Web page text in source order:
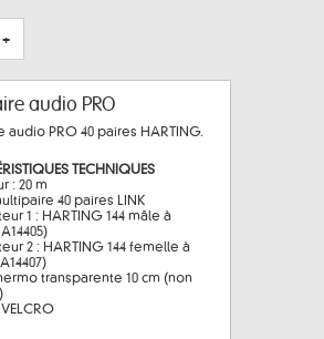
+
audio PRO
audio PRO 40 paires HARTING.
TECHNIQUES
: 20 m
40 paires LINK
1 : HARTING 144 mâle à
2 : HARTING 144 femelle à
transparente 10 cm (non